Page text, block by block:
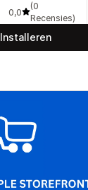
0,0
(0
Recensies)
Installeren